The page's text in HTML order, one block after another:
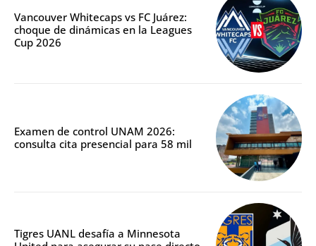
Vancouver Whitecaps vs FC Juárez:
choque de dinámicas en la Leagues
Cup 2026
Examen de control UNAM 2026:
consulta cita presencial para 58 mil
Tigres UANL desafía a Minnesota